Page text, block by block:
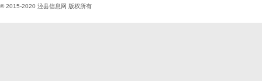
© 2015-2020 泾县信息网 版权所有